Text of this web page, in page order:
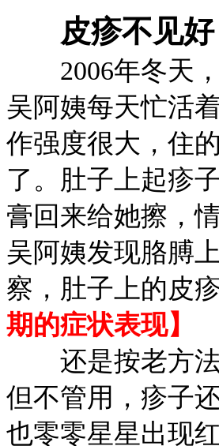
皮疹不见
2006年冬天，
吴阿姨每天忙活
作强度很大，住
了。肚子上起疹
膏回来给她擦，
吴阿姨发现胳膊
察，肚子上的皮
期的症状表现】
还是按老方法
但不管用，疹子
也零零星星出现